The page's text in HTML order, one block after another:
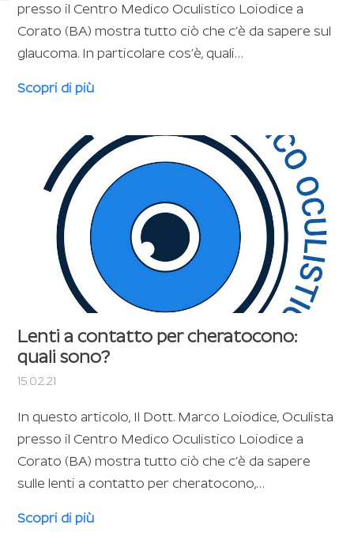
presso il Centro Medico Oculistico Loiodice a
Corato (BA) mostra tutto ciò che c’è da sapere sul
glaucoma. In particolare cos’è, quali…
Scopri di più
Lenti a contatto per cheratocono:
quali sono?
15.02.21
In questo articolo, Il Dott. Marco Loiodice, Oculista
presso il Centro Medico Oculistico Loiodice a
Corato (BA) mostra tutto ciò che c’è da sapere
sulle lenti a contatto per cheratocono,…
Scopri di più